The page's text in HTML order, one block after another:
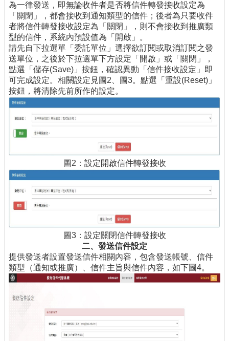
為一律發送，即無論收件者是否將信件轉發接收設定為
「關閉」，都會接收到通知類型的信件；後者為只要收件
者將信件轉發接收設定為「關閉」，則不會接收到推廣類
型的信件，系統內預設值為「開啟」。
請先自下拉選單「委託單位」選擇欲訂閱或取消訂閱之發
送單位，之後於下拉選單下方設定「開啟」或「關閉」，
點選「儲存(Save)」按鈕，確認異動「信件接收設定」即
可完成設定。相關設定見圖2、圖3。點選「重設(Reset)」
按鈕，將清除先前所作的設定。
圖2：設定開啟信件轉發接收
圖3：設定關閉信件轉發接收
二、發送信件設定
提供發送者設置發送信件相關內容，包含發送帳號、信件
類型（通知或推廣）、信件主旨與信件內容，如下圖4。